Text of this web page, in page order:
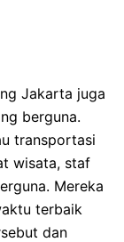
Jakarta juga
berguna.
transportasi
wisata, staf
Mereka
terbaik
dan